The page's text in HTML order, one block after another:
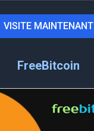
VISITE MAINTENANT
FreeBitcoin